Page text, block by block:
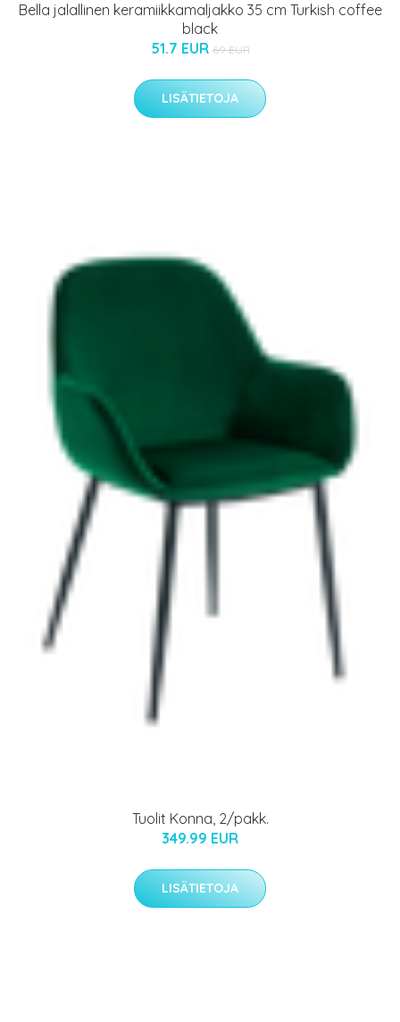
Bella jalallinen keramiikkamaljakko 35 cm Turkish coffee
black
51.7 EUR 69 EUR
LISÄTIETOJA
Tuolit Konna, 2/pakk.
349.99 EUR
LISÄTIETOJA